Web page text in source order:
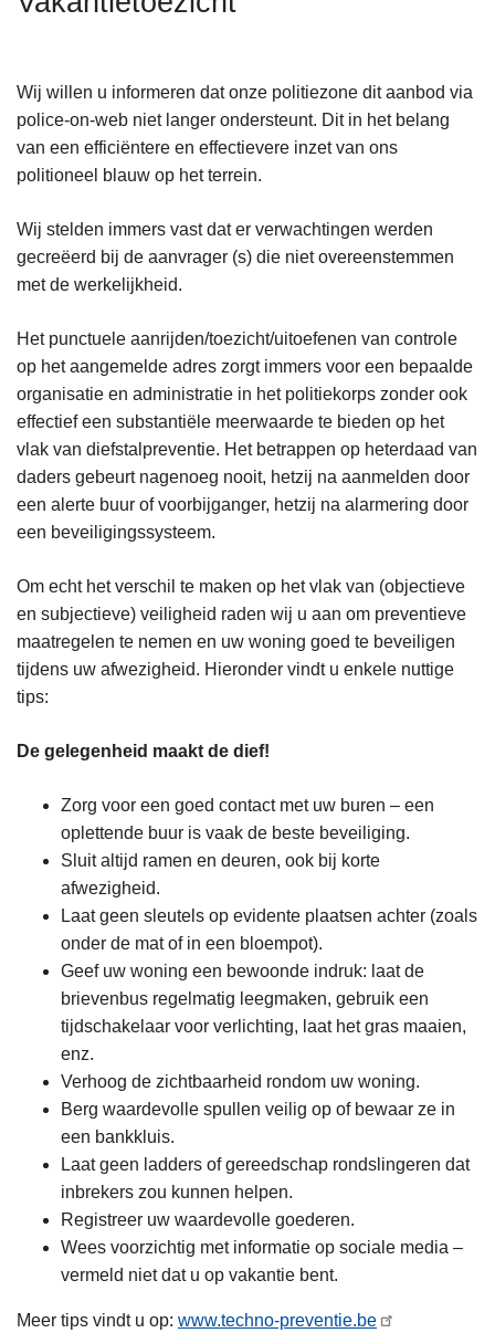
Wij willen u informeren dat onze politiezone dit aanbod via
police-on-web niet langer ondersteunt. Dit in het belang
van een efficiëntere en effectievere inzet van ons
politioneel blauw op het terrein.
Wij stelden immers vast dat er verwachtingen werden
gecreëerd bij de aanvrager (s) die niet overeenstemmen
met de werkelijkheid.
Het punctuele aanrijden/toezicht/uitoefenen van controle
op het aangemelde adres zorgt immers voor een bepaalde
organisatie en administratie in het politiekorps zonder ook
effectief een substantiële meerwaarde te bieden op het
vlak van diefstalpreventie. Het betrappen op heterdaad van
daders gebeurt nagenoeg nooit, hetzij na aanmelden door
een alerte buur of voorbijganger, hetzij na alarmering door
een beveiligingssysteem.
Om echt het verschil te maken op het vlak van (objectieve
en subjectieve) veiligheid raden wij u aan om preventieve
maatregelen te nemen en uw woning goed te beveiligen
tijdens uw afwezigheid. Hieronder vindt u enkele nuttige
tips:
De gelegenheid maakt de dief!
Zorg voor een goed contact met uw buren – een
oplettende buur is vaak de beste beveiliging.
Sluit altijd ramen en deuren, ook bij korte
afwezigheid.
Laat geen sleutels op evidente plaatsen achter (zoals
onder de mat of in een bloempot).
Geef uw woning een bewoonde indruk: laat de
brievenbus regelmatig leegmaken, gebruik een
tijdschakelaar voor verlichting, laat het gras maaien,
enz.
Verhoog de zichtbaarheid rondom uw woning.
Berg waardevolle spullen veilig op of bewaar ze in
een bankkluis.
Laat geen ladders of gereedschap rondslingeren dat
inbrekers zou kunnen helpen.
Registreer uw waardevolle goederen.
Wees voorzichtig met informatie op sociale media –
vermeld niet dat u op vakantie bent.
Meer tips vindt u op: www.techno-preventie.be